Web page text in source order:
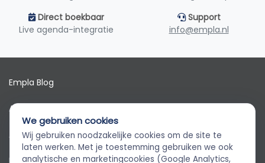
Direct boekbaar
Live agenda-integratie
Support
info@empla.nl
Empla Blog
Algemene voorwaarden
AVG
Privacybeleid
Empla Assistent
Altijd beschikbaar, stel een vraag
We gebruiken cookies
Wij gebruiken noodzakelijke cookies om de site te
laten werken. Met je toestemming gebruiken we ook
analytische en marketingcookies (Google Analytics,